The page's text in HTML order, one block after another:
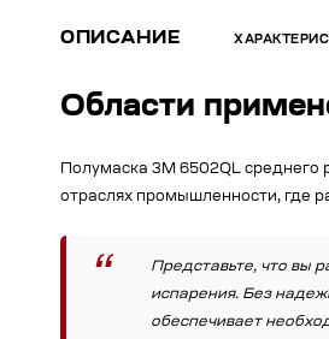
ОПИСАНИЕ
Области
Полумаска 3M 6502QL
отраслях промышленности, где
Представьте, что вы
испарения. Без
обеспечивает